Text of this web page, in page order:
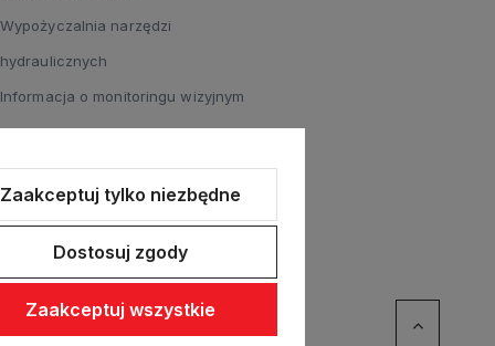
Wypożyczalnia narzędzi
hydraulicznych
Informacja o monitoringu wizyjnym
Zaakceptuj tylko niezbędne
Dostosuj zgody
Zaakceptuj wszystkie